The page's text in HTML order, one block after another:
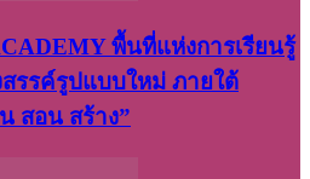
พื้นที่แห่งการเรียนรู้
สรรค์รูปแบบใหม่ ภายใต้
สอน สร้าง”